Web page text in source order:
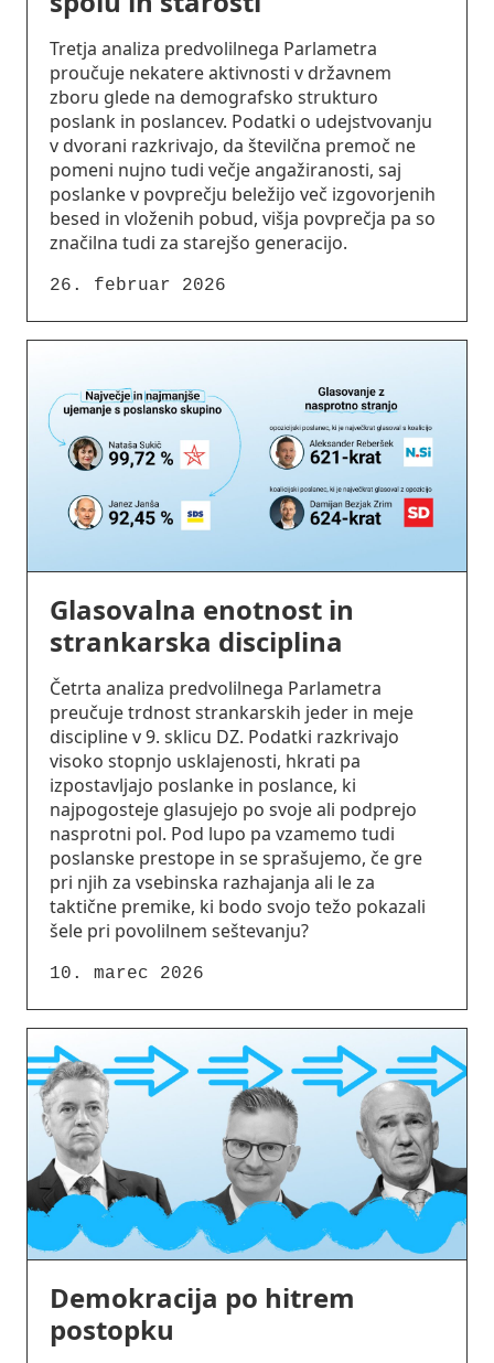
Tretja analiza predvolilnega Parlametra
proučuje nekatere aktivnosti v državnem
zboru glede na demografsko strukturo
poslank in poslancev. Podatki o udejstvovanju
v dvorani razkrivajo, da številčna premoč ne
pomeni nujno tudi večje angažiranosti, saj
poslanke v povprečju beležijo več izgovorjenih
besed in vloženih pobud, višja povprečja pa so
značilna tudi za starejšo generacijo.
26. februar 2026
Glasovalna enotnost in
strankarska disciplina
Četrta analiza predvolilnega Parlametra
preučuje trdnost strankarskih jeder in meje
discipline v 9. sklicu DZ. Podatki razkrivajo
visoko stopnjo usklajenosti, hkrati pa
izpostavljajo poslanke in poslance, ki
najpogosteje glasujejo po svoje ali podprejo
nasprotni pol. Pod lupo pa vzamemo tudi
poslanske prestope in se sprašujemo, če gre
pri njih za vsebinska razhajanja ali le za
taktične premike, ki bodo svojo težo pokazali
šele pri povolilnem seštevanju?
10. marec 2026
Demokracija po hitrem
postopku